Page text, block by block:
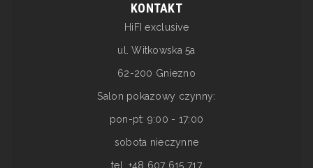
KONTAKT
HiFI exclusive
ul. Witkowska 5a
62-200 Gniezno
Salon pokazowy czynny:
pon-pt: 9:00 - 17:00
sobota nieczynne
tel. +48 607 615 717